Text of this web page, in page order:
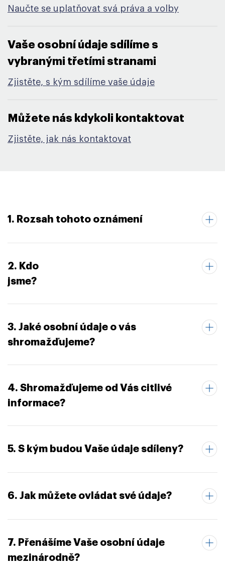
Naučte se uplatňovat svá práva a volby
Vaše osobní údaje sdílíme s
vybranými třetími stranami​
Zjistěte, s kým sdílíme vaše údaje
Můžete nás kdykoli kontaktovat​
Zjistěte, jak nás kontaktovat
1. Rozsah tohoto oznámení
2. Kdo
jsme?
3. Jaké osobní údaje o vás
shromažďujeme?
4. Shromažďujeme od Vás citlivé
informace?
5. S kým budou Vaše údaje sdíleny?
6. Jak můžete ovládat své údaje?
7. Přenášíme Vaše osobní údaje
mezinárodně?